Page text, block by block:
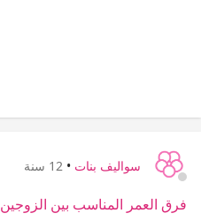
سواليف بنات • 12 سنة
فرق العمر المناسب بين الزوجين